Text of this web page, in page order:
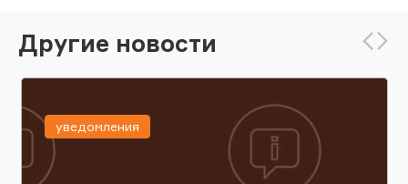
Другие новости
уведомления